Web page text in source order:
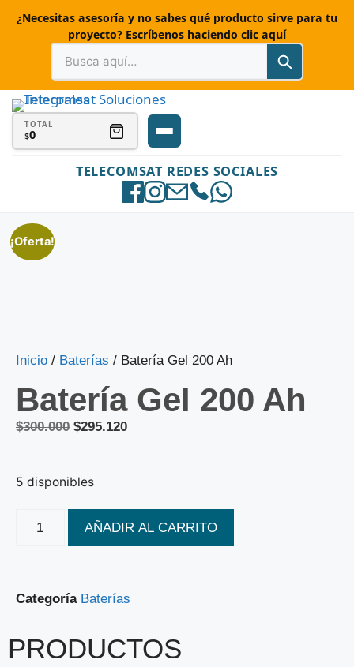
¿Necesitas asesoría y no sabes qué producto sirve para tu
proyecto? Escríbenos haciendo clic aquí
TELECOMSAT REDES SOCIALES
TOTAL
$0
¡Oferta!
Inicio / Baterías / Batería Gel 200 Ah
Batería Gel 200 Ah
$300.000 $295.120
5 disponibles
AÑADIR AL CARRITO
Categoría Baterías
PRODUCTOS